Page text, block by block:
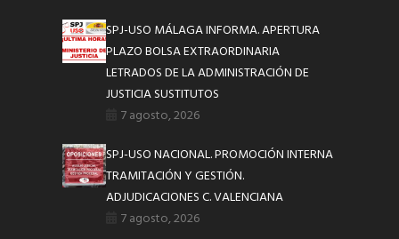
SPJ-USO MÁLAGA INFORMA. APERTURA
PLAZO BOLSA EXTRAORDINARIA
LETRADOS DE LA ADMINISTRACIÓN DE
JUSTICIA SUSTITUTOS
7 agosto, 2026
SPJ-USO NACIONAL. PROMOCIÓN INTERNA
TRAMITACIÓN Y GESTIÓN.
ADJUDICACIONES C. VALENCIANA
7 agosto, 2026